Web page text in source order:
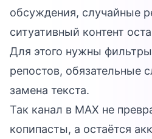
обсуждения, случайные
ситуативный контент
Для этого нужны
репостов, обязательные
замена текста.
Так канал в MAX не
копипасты, а остаётся